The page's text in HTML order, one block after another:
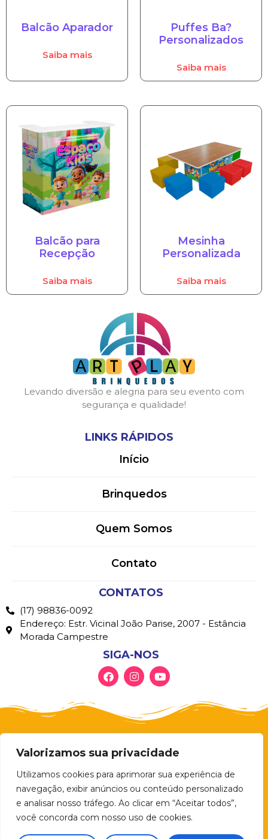
Valorizamos sua privacidade
Utilizamos cookies para aprimorar sua experiência de
navegação, exibir anúncios ou conteúdo personalizado
e analisar nosso tráfego. Ao clicar em “Aceitar todos”,
você concorda com nosso uso de cookies.
Balcão Aparador
Saiba mais
Puffes Ba?
Personalizados
Saiba mais
Balcão para
Recepção
Saiba mais
Mesinha
Personalizada
Saiba mais
Levando diversão e alegria para seu evento com
segurança e qualidade!
LINKS RÁPIDOS
Início
Brinquedos
Quem Somos
Contato
CONTATOS
(17) 98836-0092
Endereço: Estr. Vicinal João Parise, 2007 - Estância
Morada Campestre
SIGA-NOS